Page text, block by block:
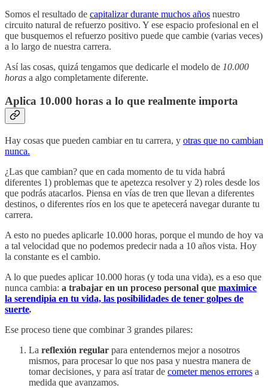
Somos el resultado de capitalizar durante muchos años nuestro
circuito natural de refuerzo positivo. Y ese espacio profesional en el
que busquemos el refuerzo positivo puede que cambie (varias veces)
a lo largo de nuestra carrera.
Así las cosas, quizá tengamos que dedicarle el modelo de 10.000
horas a algo completamente diferente.
Aplica 10.000 horas a lo que realmente importa
Hay cosas que pueden cambiar en tu carrera, y otras que no cambian
nunca.
¿Las que cambian? que en cada momento de tu vida habrá
diferentes 1) problemas que te apetezca resolver y 2) roles desde los
que podrás atacarlos. Piensa en vías de tren que llevan a diferentes
destinos, o diferentes ríos en los que te apetecerá navegar durante tu
carrera.
A esto no puedes aplicarle 10.000 horas, porque el mundo de hoy va
a tal velocidad que no podemos predecir nada a 10 años vista. Hoy
la constante es el cambio.
A lo que puedes aplicar 10.000 horas (y toda una vida), es a eso que
nunca cambia: a trabajar en un proceso personal que maximice
la serendipia en tu vida, las posibilidades de tener golpes de
suerte.
Ese proceso tiene que combinar 3 grandes pilares:
La reflexión regular para entendernos mejor a nosotros
mismos, para procesar lo que nos pasa y nuestra manera de
tomar decisiones, y para así tratar de cometer menos errores a
medida que avanzamos.